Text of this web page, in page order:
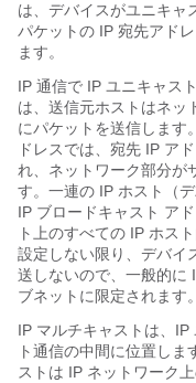
は、デバイスがユニキャ
パケットの IP 宛先アド
ます。
IP 通信で IP ユニキャス
は、送信元ホストはネッ
にパケットを送信します
ドレスでは、宛先 IP ア
れ、ネットワーク部分が
す。一連の IP ホスト（
IP ブロードキャスト ア
ト上のすべての IP ホス
設定しない限り、デバイ
送しないので、一般的に
ブネットに限定されます。
IP マルチキャストは、
ト通信の中間に位置し
ストは IP ネットワーク